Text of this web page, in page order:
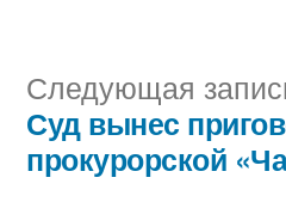
Навигация
Следующая
Суд вынес
прокурорской